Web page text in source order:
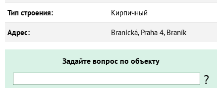
Тип строения: Кирпичный
Адрес: Branická, Praha 4, Braník
Задайте вопрос по объекту
?